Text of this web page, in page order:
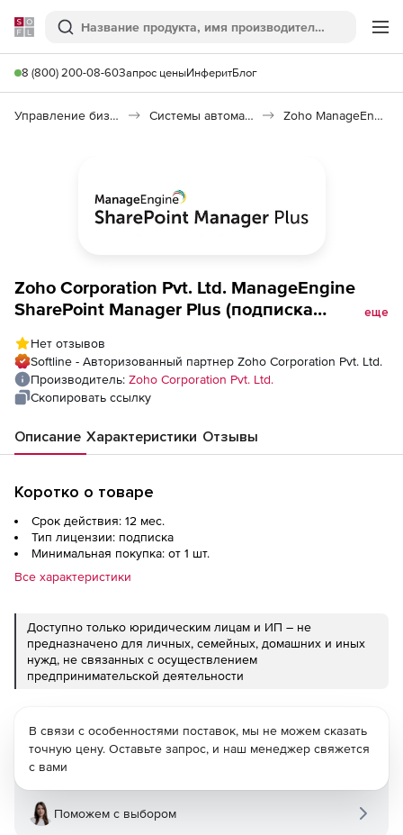
Softline
Поиск
8 (800) 200-08-60Запрос ценыИнферитБлог
Управление бизнесом, CRM/ERP Системы автоматизации Zoho ManageEngine SharePoint Manager Plus
Zoho Corporation Pvt. Ltd. ManageEngine
SharePoint Manager Plus (подписка
15 Farm / Office 365 Configuration
еще
Нет отзывов
Softline - Авторизованный партнер Zoho Corporation Pvt. Ltd.
Производитель: Zoho Corporation Pvt. Ltd.
Скопировать ссылку
Описание Характеристики Отзывы
Коротко о товаре
Срок действия: 12 мес.
Тип лицензии: подписка
Минимальная покупка: от 1 шт.
Все характеристики
Доступно только юридическим лицам и ИП – не
предназначено для личных, семейных, домашних и иных
нужд, не связанных с осуществлением
предпринимательской деятельности
В связи с особенностями поставок, мы не можем сказать
точную цену. Оставьте запрос, и наш менеджер свяжется
с вами
Поможем с выбором